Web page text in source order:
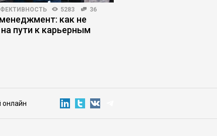
5283 36
как не
пути к карьерным
онлайн